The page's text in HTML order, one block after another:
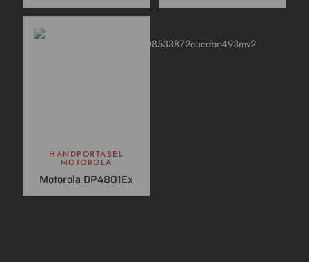
HANDPORTABEL
MOTOROLA
Motorola DP4801Ex